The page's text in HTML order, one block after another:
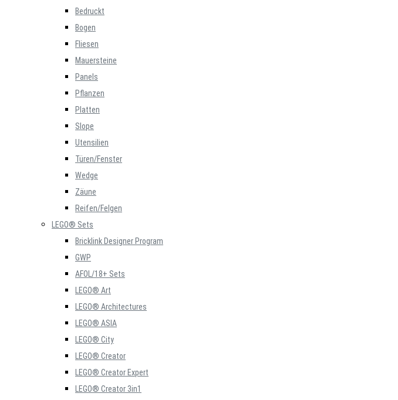
Bedruckt
Bogen
Fliesen
Mauersteine
Panels
Pflanzen
Platten
Slope
Utensilien
Türen/Fenster
Wedge
Zäune
Reifen/Felgen
LEGO® Sets
Bricklink Designer Program
GWP
AFOL/18+ Sets
LEGO® Art
LEGO® Architectures
LEGO® ASIA
LEGO® City
LEGO® Creator
LEGO® Creator Expert
LEGO® Creator 3in1